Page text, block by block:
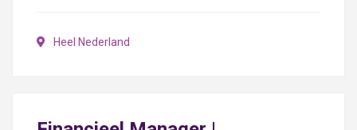
Heel Nederland